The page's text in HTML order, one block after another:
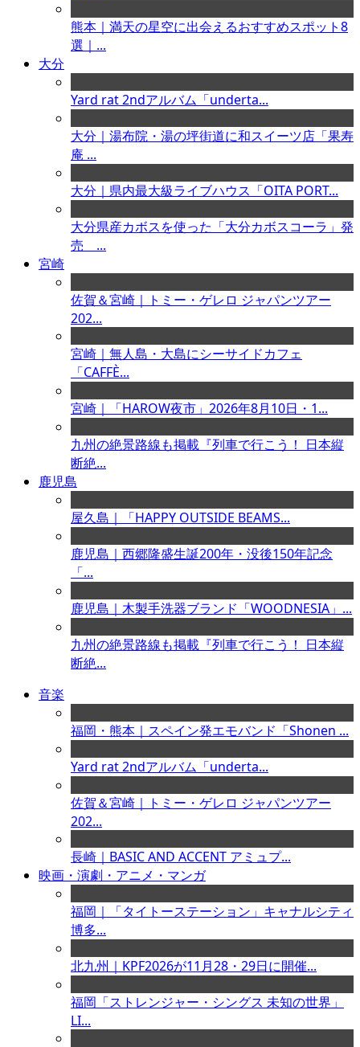
熊本｜満天の星空に出会えるおすすめスポット8
選｜...
大分
Yard rat 2ndアルバム「underta...
大分｜湯布院・湯の坪街道に和スイーツ店「果寿
庵 ...
大分｜県内最大級ライブハウス「OITA PORT...
大分県産カボスを使った「大分カボスコーラ」発
売 ...
宮崎
佐賀＆宮崎｜トミー・ゲレロ ジャパンツアー
202...
宮崎｜無人島・大島にシーサイドカフェ
「CAFFÈ...
宮崎｜「HAROW夜市」2026年8月10日・1...
九州の絶景路線も掲載『列車で行こう！ 日本縦
断絶...
鹿児島
屋久島｜「HAPPY OUTSIDE BEAMS...
鹿児島｜西郷隆盛生誕200年・没後150年記念
「...
鹿児島｜木製手洗器ブランド「WOODNESIA」...
九州の絶景路線も掲載『列車で行こう！ 日本縦
断絶...
音楽
福岡・熊本｜スペイン発エモバンド「Shonen ...
Yard rat 2ndアルバム「underta...
佐賀＆宮崎｜トミー・ゲレロ ジャパンツアー
202...
長崎｜BASIC AND ACCENT アミュプ...
映画・演劇・アニメ・マンガ
福岡｜「タイトーステーション」キャナルシティ
博多...
北九州｜KPF2026が11月28・29日に開催...
福岡「ストレンジャー・シングス 未知の世界」
LI...